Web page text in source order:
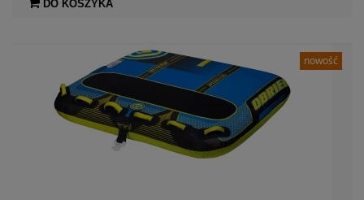
DO KOSZYKA
nowość